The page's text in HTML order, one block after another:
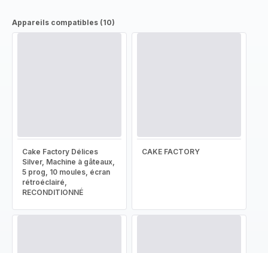
Appareils compatibles (10)
Cake Factory Délices
Silver, Machine à gâteaux,
5 prog, 10 moules, écran
rétroéclairé,
RECONDITIONNÉ
CAKE FACTORY